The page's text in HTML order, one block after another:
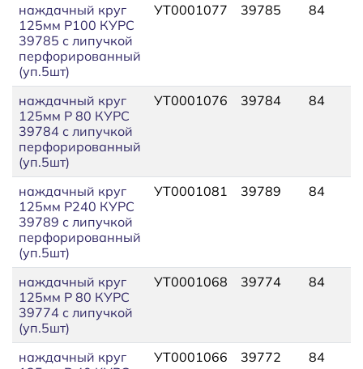
наждачный круг
125мм P100 КУРС
39785 с липучкой
перфорированный
(уп.5шт)
УТ0001077 39785 84
наждачный круг
125мм P 80 КУРС
39784 с липучкой
перфорированный
(уп.5шт)
УТ0001076 39784 84
наждачный круг
125мм P240 КУРС
39789 с липучкой
перфорированный
(уп.5шт)
УТ0001081 39789 84
наждачный круг
125мм P 80 КУРС
39774 с липучкой
(уп.5шт)
УТ0001068 39774 84
наждачный круг
УТ0001066 39772 84